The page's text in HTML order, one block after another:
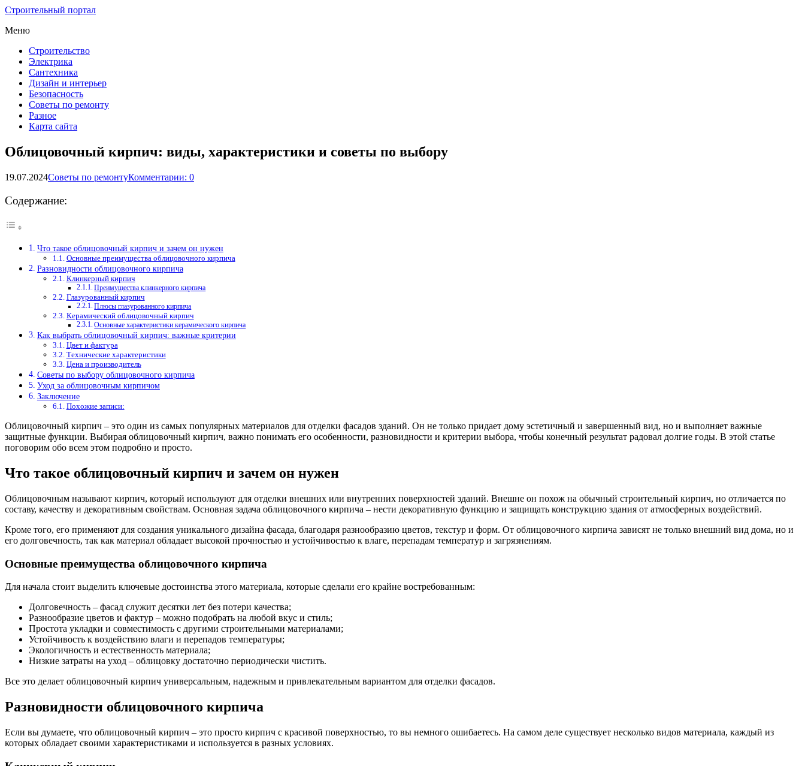
Строительный портал
Меню
Строительство
Электрика
Сантехника
Дизайн и интерьер
Безопасность
Советы по ремонту
Разное
Карта сайта
Облицовочный кирпич: виды, характеристики и советы по выбору
19.07.2024Советы по ремонтуКомментарии: 0
Содержание:
Что такое облицовочный кирпич и зачем он нужен
Основные преимущества облицовочного кирпича
Разновидности облицовочного кирпича
Клинкерный кирпич
Преимущества клинкерного кирпича
Глазурованный кирпич
Плюсы глазурованного кирпича
Керамический облицовочный кирпич
Основные характеристики керамического кирпича
Как выбрать облицовочный кирпич: важные критерии
Цвет и фактура
Технические характеристики
Цена и производитель
Советы по выбору облицовочного кирпича
Уход за облицовочным кирпичом
Заключение
Похожие записи:
Облицовочный кирпич – это один из самых популярных материалов для отделки фасадов зданий. Он не только придает дому эстетичный и завершенный вид, но и выполняет важные
защитные функции. Выбирая облицовочный кирпич, важно понимать его особенности, разновидности и критерии выбора, чтобы конечный результат радовал долгие годы. В этой статье
поговорим обо всем этом подробно и просто.
Что такое облицовочный кирпич и зачем он нужен
Облицовочным называют кирпич, который используют для отделки внешних или внутренних поверхностей зданий. Внешне он похож на обычный строительный кирпич, но отличается по
составу, качеству и декоративным свойствам. Основная задача облицовочного кирпича – нести декоративную функцию и защищать конструкцию здания от атмосферных воздействий.
Кроме того, его применяют для создания уникального дизайна фасада, благодаря разнообразию цветов, текстур и форм. От облицовочного кирпича зависят не только внешний вид дома, но и
его долговечность, так как материал обладает высокой прочностью и устойчивостью к влаге, перепадам температур и загрязнениям.
Основные преимущества облицовочного кирпича
Для начала стоит выделить ключевые достоинства этого материала, которые сделали его крайне востребованным:
Долговечность – фасад служит десятки лет без потери качества;
Разнообразие цветов и фактур – можно подобрать на любой вкус и стиль;
Простота укладки и совместимость с другими строительными материалами;
Устойчивость к воздействию влаги и перепадов температуры;
Экологичность и естественность материала;
Низкие затраты на уход – облицовку достаточно периодически чистить.
Все это делает облицовочный кирпич универсальным, надежным и привлекательным вариантом для отделки фасадов.
Разновидности облицовочного кирпича
Если вы думаете, что облицовочный кирпич – это просто кирпич с красивой поверхностью, то вы немного ошибаетесь. На самом деле существует несколько видов материала, каждый из
которых обладает своими характеристиками и используется в разных условиях.